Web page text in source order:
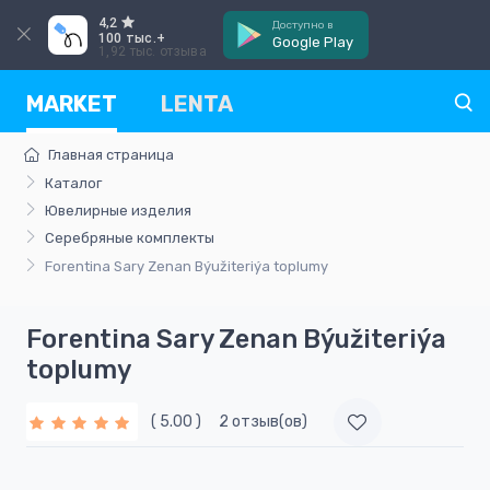
4,2
100 тыс.+
1,92 тыс. отзыва
Доступно в
Google Play
MARKET LENTA
Главная страница
Каталог
Ювелирные изделия
Серебряные комплекты
Forentina Sary Zenan Býužiteriýa toplumy
Forentina Sary Zenan Býužiteriýa
toplumy
( 5.00 ) 2 отзыв(ов)